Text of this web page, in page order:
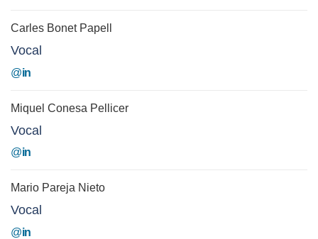
Carles Bonet Papell
Vocal
@in
Miquel Conesa Pellicer
Vocal
@in
Mario Pareja Nieto
Vocal
@in